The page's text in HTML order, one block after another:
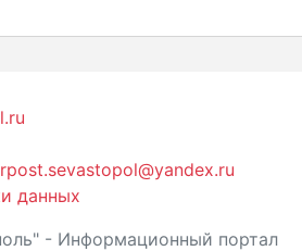
данных
- Информационный портал